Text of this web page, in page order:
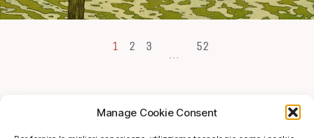
Manage Cookie Consent
1 2 3
...
52